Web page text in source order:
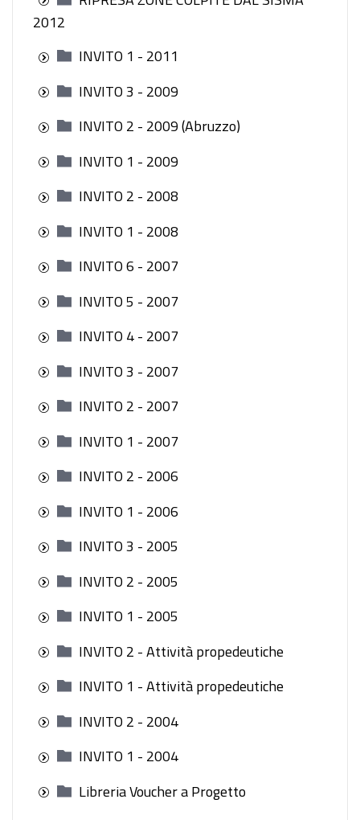
2012
INVITO 1 - 2011
INVITO 3 - 2009
INVITO 2 - 2009 (Abruzzo)
INVITO 1 - 2009
INVITO 2 - 2008
INVITO 1 - 2008
INVITO 6 - 2007
INVITO 5 - 2007
INVITO 4 - 2007
INVITO 3 - 2007
INVITO 2 - 2007
INVITO 1 - 2007
INVITO 2 - 2006
INVITO 1 - 2006
INVITO 3 - 2005
INVITO 2 - 2005
INVITO 1 - 2005
INVITO 2 - Attività propedeutiche
INVITO 1 - Attività propedeutiche
INVITO 2 - 2004
INVITO 1 - 2004
Libreria Voucher a Progetto